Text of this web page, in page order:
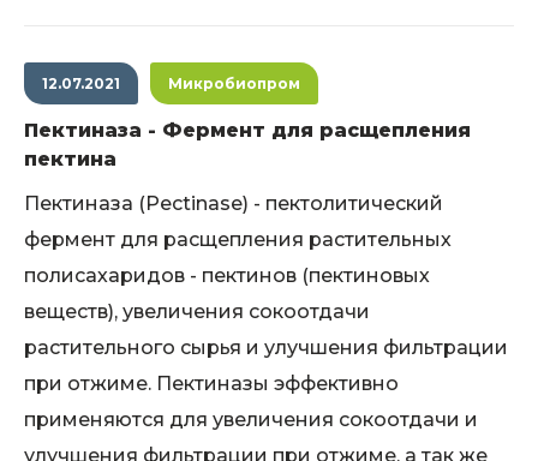
12.07.2021 Микробиопром
Пектиназа - Фермент для расщепления
пектина
Пектиназа (Pectinase) - пектолитический
фермент для расщепления растительных
полисахаридов - пектинов (пектиновых
веществ), увеличения сокоотдачи
растительного сырья и улучшения фильтрации
при отжиме. Пектиназы эффективно
применяются для увеличения сокоотдачи и
улучшения фильтрации при отжиме, а так же